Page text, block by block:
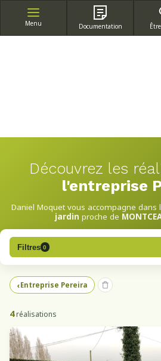
Menu Documentation
APPEL GRATUIT DEPUIS UN POSTE
Découvrez les
l'entreprise
Daniel Moquet vous accompagne
jardin proche de
Filtres 0
Entreprise Pereira
4réalisations